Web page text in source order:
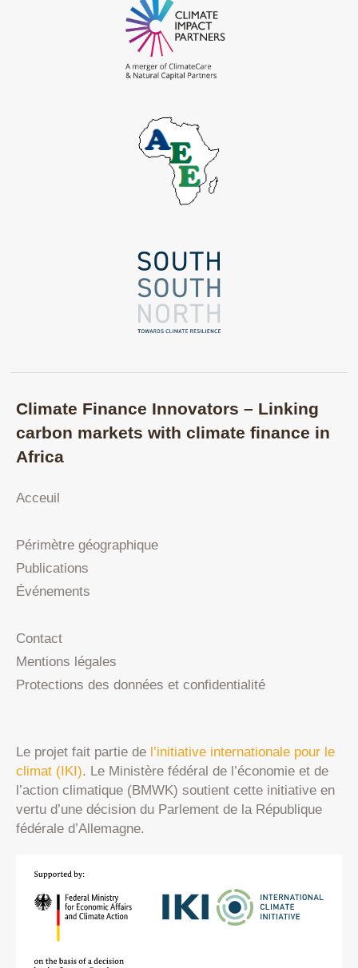
Climate Finance Innovators – Linking
carbon markets with climate finance in
Africa
Acceuil
Périmètre géographique
Publications
Événements
Contact
Mentions légales
Protections des données et confidentialité
Le projet fait partie de l’initiative internationale pour le
climat (IKI). Le Ministère fédéral de l’économie et de
l’action climatique (BMWK) soutient cette initiative en
vertu d’une décision du Parlement de la République
fédérale d’Allemagne.